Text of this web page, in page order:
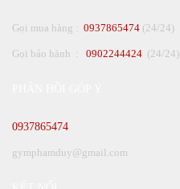
Gọi mua hàng : 0937865474 (24/24)
Gọi bảo hành : 0902244424 (24/24)
0937865474
gymphamduy@gmail.com